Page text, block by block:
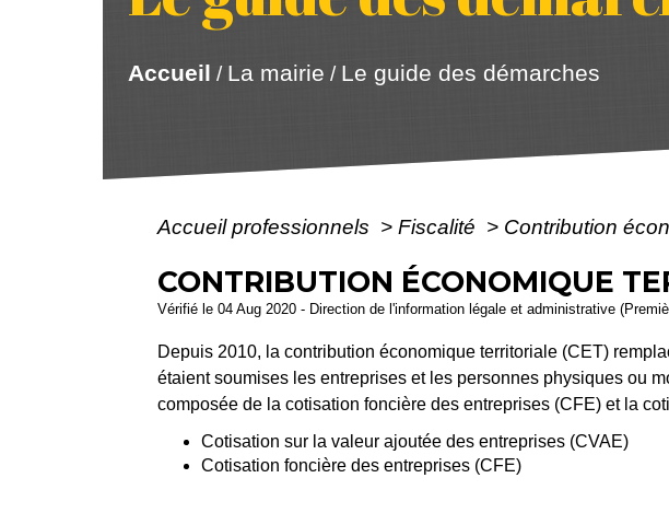
Accueil / La mairie / Le guide des démarches
Accueil professionnels > Fiscalité > Contribution
CONTRIBUTION ÉCONOMIQUE
Vérifié le 04 Aug 2020 - Direction de l'information légale et administrative
Depuis 2010, la contribution économique territoriale (CET)
étaient soumises les entreprises et les personnes physiques ou
composée de la cotisation foncière des entreprises (CFE) et la
Cotisation sur la valeur ajoutée des entreprises (CVAE)
Cotisation foncière des entreprises (CFE)